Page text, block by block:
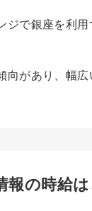
で銀座を利
があり、幅
報の時給